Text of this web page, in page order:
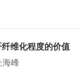
维化程度的价值
海峰